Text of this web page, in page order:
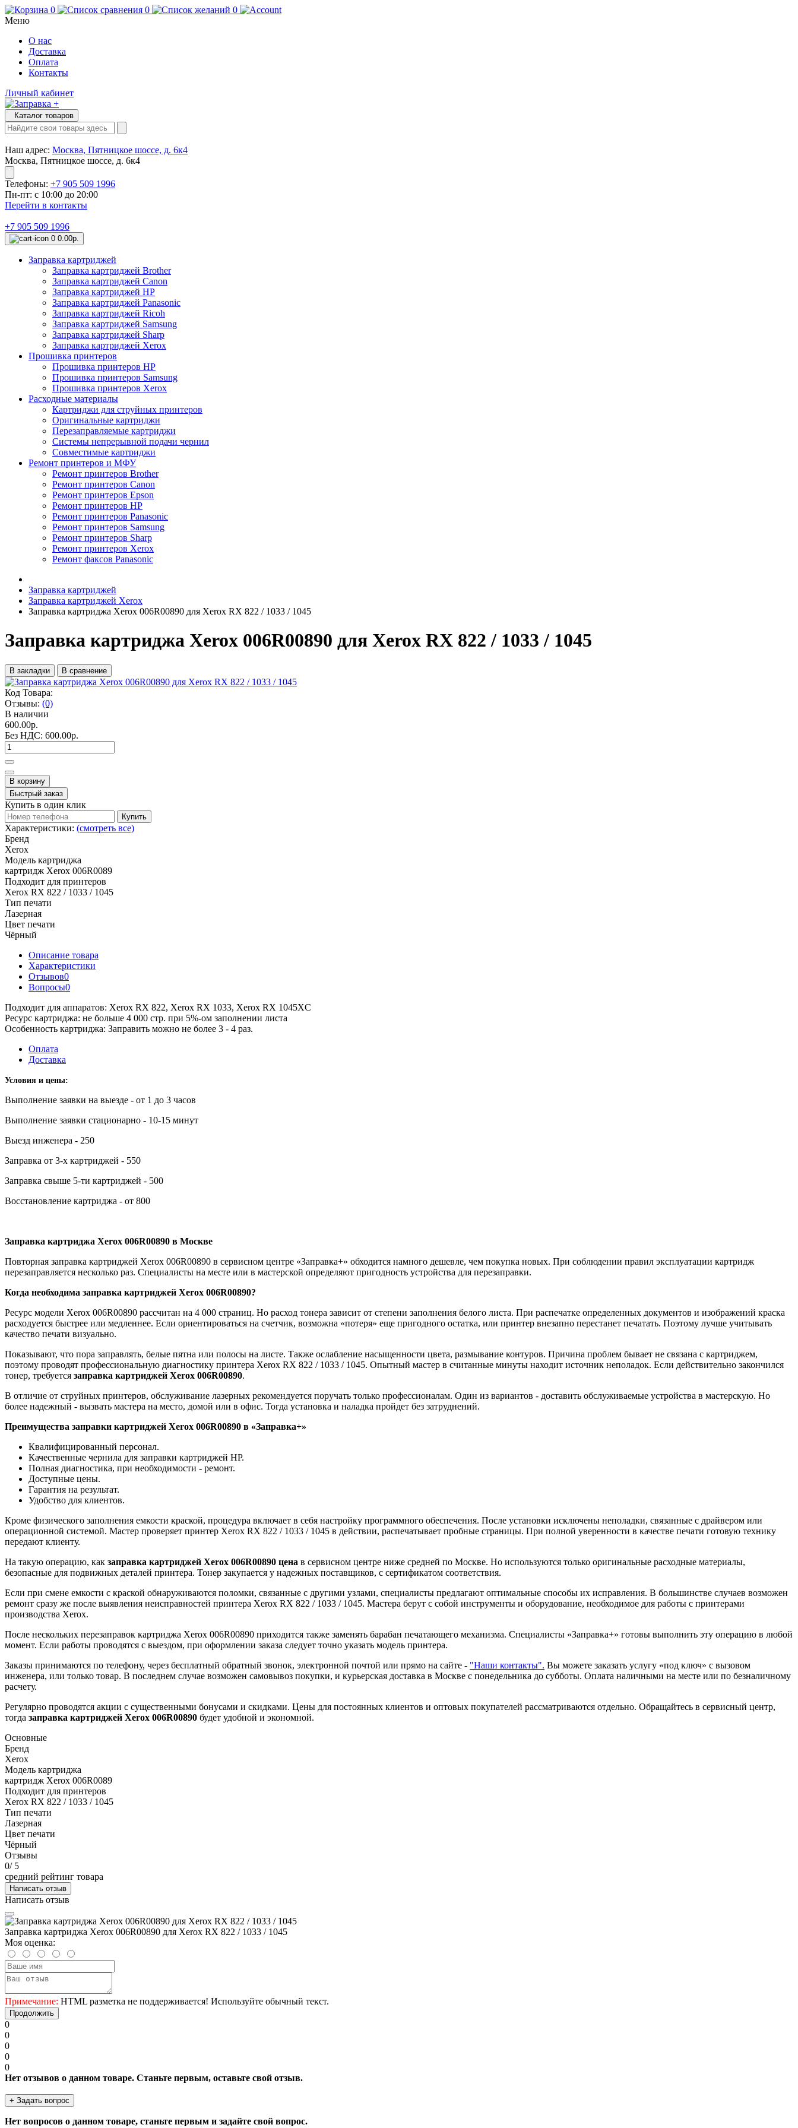
0 0
0
Меню
О нас
Доставка
Оплата
Контакты
Личный кабинет
Каталог товаров
Наш адрес: Москва, Пятницкое шоссе, д. 6к4
Москва, Пятницкое шоссе, д. 6к4
Телефоны: +7 905 509 1996
Пн-пт: с 10:00 до 20:00
Перейти в контакты
+7 905 509 1996
0 0.00р.
Заправка картриджей
Заправка картриджей Brother
Заправка картриджей Canon
Заправка картриджей HP
Заправка картриджей Panasonic
Заправка картриджей Ricoh
Заправка картриджей Samsung
Заправка картриджей Sharp
Заправка картриджей Xerox
Прошивка принтеров
Прошивка принтеров HP
Прошивка принтеров Samsung
Прошивка принтеров Xerox
Расходные материалы
Картриджи для струйных принтеров
Оригинальные картриджи
Перезаправляемые картриджи
Системы непрерывной подачи чернил
Совместимые картриджи
Ремонт принтеров и МФУ
Ремонт принтеров Brother
Ремонт принтеров Canon
Ремонт принтеров Epson
Ремонт принтеров HP
Ремонт принтеров Panasonic
Ремонт принтеров Samsung
Ремонт принтеров Sharp
Ремонт принтеров Xerox
Ремонт факсов Panasonic
Заправка картриджей
Заправка картриджей Xerox
Заправка картриджа Xerox 006R00890 для Xerox RX 822 / 1033 / 1045
Заправка картриджа Xerox 006R00890 для Xerox RX 822 / 1033 / 1045
В закладки В сравнение
Код Товара:
Отзывы: (0)
В наличии
600.00р.
Без НДС: 600.00р.
В корзину
Быстрый заказ
Купить в один клик
Купить
Характеристики: (смотреть все)
Бренд
Xerox
Модель картриджа
картридж Xerox 006R0089
Подходит для принтеров
Xerox RX 822 / 1033 / 1045
Тип печати
Лазерная
Цвет печати
Чёрный
Описание товара
Характеристики
Отзывов0
Вопросы0
Подходит для аппаратов: Xerox RX 822, Xerox RX 1033, Xerox RX 1045XC
Ресурс картриджа: не больше 4 000 стр. при 5%-ом заполнении листа
Особенность картриджа: Заправить можно не более 3 - 4 раз.
Оплата
Доставка
Условия и цены:
Выполнение заявки на выезде - от 1 до 3 часов
Выполнение заявки стационарно - 10-15 минут
Выезд инженера - 250
Заправка от 3-х картриджей - 550
Заправка свыше 5-ти картриджей - 500
Восстановление картриджа - от 800
Заправка картриджа Xerox 006R00890 в Москве
Повторная заправка картриджей Xerox 006R00890 в сервисном центре «Заправка+» обходится намного дешевле, чем покупка новых. При соблюдении правил эксплуатации картридж
перезаправляется несколько раз. Специалисты на месте или в мастерской определяют пригодность устройства для перезаправки.
Когда необходима заправка картриджей Xerox 006R00890?
Ресурс модели Xerox 006R00890 рассчитан на 4 000 страниц. Но расход тонера зависит от степени заполнения белого листа. При распечатке определенных документов и изображений краска
расходуется быстрее или медленнее. Если ориентироваться на счетчик, возможна «потеря» еще пригодного остатка, или принтер внезапно перестанет печатать. Поэтому лучше учитывать
качество печати визуально.
Показывают, что пора заправлять, белые пятна или полосы на листе. Также ослабление насыщенности цвета, размывание контуров. Причина проблем бывает не связана с картриджем,
поэтому проводят профессиональную диагностику принтера Xerox RX 822 / 1033 / 1045. Опытный мастер в считанные минуты находит источник неполадок. Если действительно закончился
тонер, требуется заправка картриджей Xerox 006R00890.
В отличие от струйных принтеров, обслуживание лазерных рекомендуется поручать только профессионалам. Один из вариантов - доставить обслуживаемые устройства в мастерскую. Но
более надежный - вызвать мастера на место, домой или в офис. Тогда установка и наладка пройдет без затруднений.
Преимущества заправки картриджей Xerox 006R00890 в «Заправка+»
Квалифицированный персонал.
Качественные чернила для заправки картриджей HP.
Полная диагностика, при необходимости - ремонт.
Доступные цены.
Гарантия на результат.
Удобство для клиентов.
Кроме физического заполнения емкости краской, процедура включает в себя настройку программного обеспечения. После установки исключены неполадки, связанные с драйвером или
операционной системой. Мастер проверяет принтер Xerox RX 822 / 1033 / 1045 в действии, распечатывает пробные страницы. При полной уверенности в качестве печати готовую технику
передают клиенту.
На такую операцию, как заправка картриджей Xerox 006R00890 цена в сервисном центре ниже средней по Москве. Но используются только оригинальные расходные материалы,
безопасные для подвижных деталей принтера. Тонер закупается у надежных поставщиков, с сертификатом соответствия.
Если при смене емкости с краской обнаруживаются поломки, связанные с другими узлами, специалисты предлагают оптимальные способы их исправления. В большинстве случаев возможен
ремонт сразу же после выявления неисправностей принтера Xerox RX 822 / 1033 / 1045. Мастера берут с собой инструменты и оборудование, необходимое для работы с принтерами
производства Xerox.
После нескольких перезаправок картриджа Xerox 006R00890 приходится также заменять барабан печатающего механизма. Специалисты «Заправка+» готовы выполнить эту операцию в любой
момент. Если работы проводятся с выездом, при оформлении заказа следует точно указать модель принтера.
Заказы принимаются по телефону, через бесплатный обратный звонок, электронной почтой или прямо на сайте - "Наши контакты". Вы можете заказать услугу «под ключ» с вызовом
инженера, или только товар. В последнем случае возможен самовывоз покупки, и курьерская доставка в Москве с понедельника до субботы. Оплата наличными на месте или по безналичному
расчету.
Регулярно проводятся акции с существенными бонусами и скидками. Цены для постоянных клиентов и оптовых покупателей рассматриваются отдельно. Обращайтесь в сервисный центр,
тогда заправка картриджей Xerox 006R00890 будет удобной и экономной.
Основные
Бренд
Xerox
Модель картриджа
картридж Xerox 006R0089
Подходит для принтеров
Xerox RX 822 / 1033 / 1045
Тип печати
Лазерная
Цвет печати
Чёрный
Отзывы
0/ 5
средний рейтинг товара
Написать отзыв
Написать отзыв
Заправка картриджа Xerox 006R00890 для Xerox RX 822 / 1033 / 1045
Моя оценка:
Примечание: HTML разметка не поддерживается! Используйте обычный текст.
Продолжить
0
0
0
0
0
Нет отзывов о данном товаре. Станьте первым, оставьте свой отзыв.
+ Задать вопрос
Нет вопросов о данном товаре, станьте первым и задайте свой вопрос.